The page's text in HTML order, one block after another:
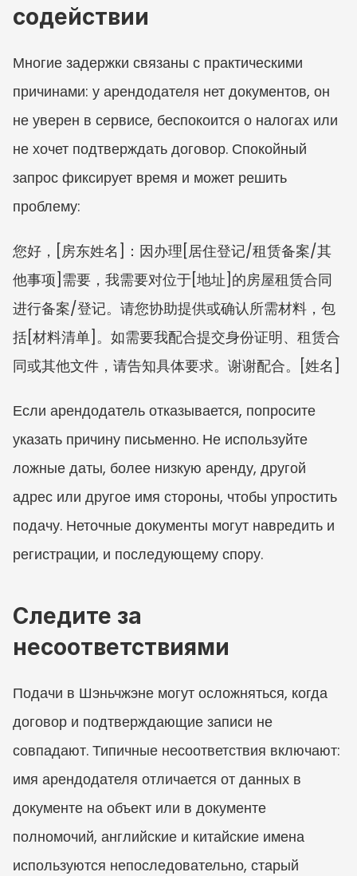
содействии
Многие задержки связаны с практическими
причинами: у арендодателя нет документов, он
не уверен в сервисе, беспокоится о налогах или
не хочет подтверждать договор. Спокойный
запрос фиксирует время и может решить
проблему:
您好，[房东姓名]：因办理[居住登记/租赁备案/其
他事项]需要，我需要对位于[地址]的房屋租赁合同
进行备案/登记。请您协助提供或确认所需材料，包
括[材料清单]。如需要我配合提交身份证明、租赁合
同或其他文件，请告知具体要求。谢谢配合。[姓名]
Если арендодатель отказывается, попросите
указать причину письменно. Не используйте
ложные даты, более низкую аренду, другой
адрес или другое имя стороны, чтобы упростить
подачу. Неточные документы могут навредить и
регистрации, и последующему спору.
Следите за
несоответствиями
Подачи в Шэньчжэне могут осложняться, когда
договор и подтверждающие записи не
совпадают. Типичные несоответствия включают:
имя арендодателя отличается от данных в
документе на объект или в документе
полномочий, английские и китайские имена
используются непоследовательно, старый